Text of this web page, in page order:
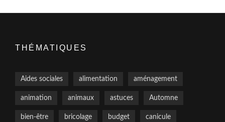
THÉMATIQUES
Aides sociales alimentation aménagement
animation animaux astuces Automne
bien-être bricolage budget canicule